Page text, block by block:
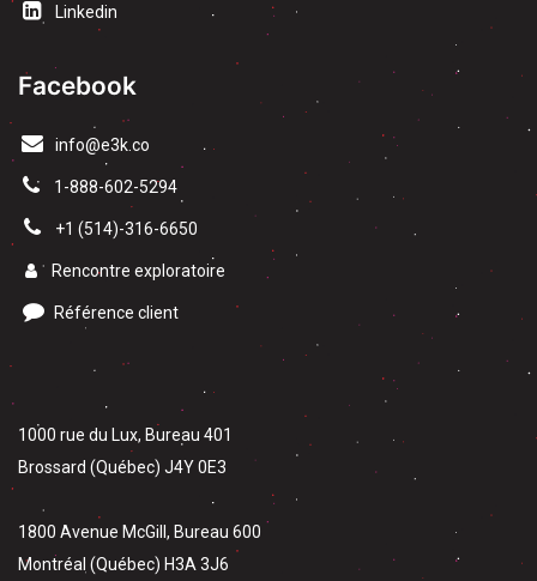
Facebook
info@e3k.co
1-888-602-5294
​+1 (514)-316-6650
Rencontre exploratoire
Référence client
1000 rue du Lux, Bureau 401
Brossard (Québec) J4Y 0E3
1800 Avenue McGill, Bureau 600
Montréal (Québec) H3A 3J6
Linkedin